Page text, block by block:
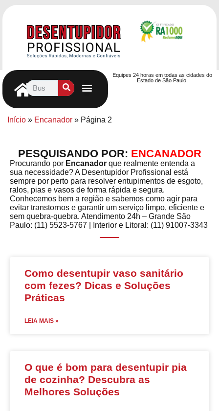
Equipes 24 horas em todas as cidades do
Estado de São Paulo.
Início » Encanador » Página 2
PESQUISANDO POR: ENCANADOR
Procurando por Encanador que realmente entenda a
sua necessidade? A Desentupidor Profissional está
sempre por perto para resolver entupimentos de esgoto,
ralos, pias e vasos de forma rápida e segura.
Conhecemos bem a região e sabemos como agir para
evitar transtornos e garantir um serviço limpo, eficiente e
sem quebra-quebra. Atendimento 24h – Grande São
Paulo: (11) 5523-5767 | Interior e Litoral: (11) 91007-3343
Como desentupir vaso sanitário
com fezes? Dicas e Soluções
Práticas
LEIA MAIS »
O que é bom para desentupir pia
de cozinha? Descubra as
Melhores Soluções